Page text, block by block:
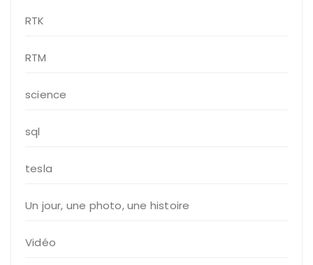
RTK
RTM
science
sql
tesla
Un jour, une photo, une histoire
Vidéo